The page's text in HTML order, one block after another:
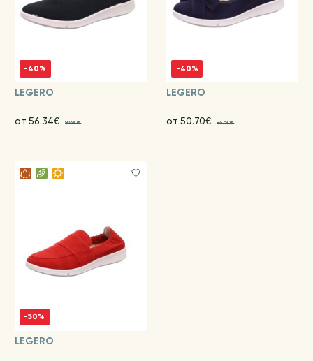
-40%
LEGERO
от 56.34€ 93.90€
-40%
LEGERO
от 50.70€ 84.50€
-50%
LEGERO